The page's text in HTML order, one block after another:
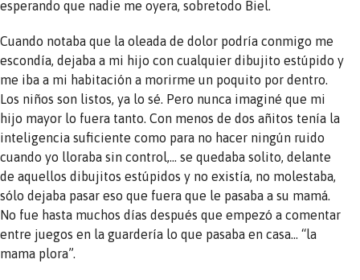
esperando que nadie me oyera, sobretodo Biel.
Cuando notaba que la oleada de dolor podría conmigo me
escondía, dejaba a mi hijo con cualquier dibujito estúpido y
me iba a mi habitación a morirme un poquito por dentro.
Los niños son listos, ya lo sé. Pero nunca imaginé que mi
hijo mayor lo fuera tanto. Con menos de dos añitos tenía la
inteligencia suficiente como para no hacer ningún ruido
cuando yo lloraba sin control,… se quedaba solito, delante
de aquellos dibujitos estúpidos y no existía, no molestaba,
sólo dejaba pasar eso que fuera que le pasaba a su mamá.
No fue hasta muchos días después que empezó a comentar
entre juegos en la guardería lo que pasaba en casa… “la
mama plora”.